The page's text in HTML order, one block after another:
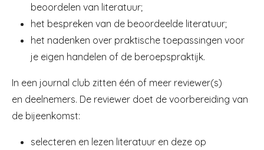
beoordelen van literatuur;
het bespreken van de beoordeelde literatuur;
het nadenken over praktische toepassingen voor
je eigen handelen of de beroepspraktijk.
In een journal club zitten één of meer reviewer(s)
en deelnemers. De reviewer doet de voorbereiding van
de bijeenkomst:
selecteren en lezen literatuur en deze op